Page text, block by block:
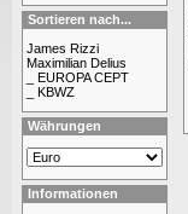
Sortieren nach...
James Rizzi
Maximilian Delius
_ EUROPA CEPT
_ KBWZ
Währungen
Informationen